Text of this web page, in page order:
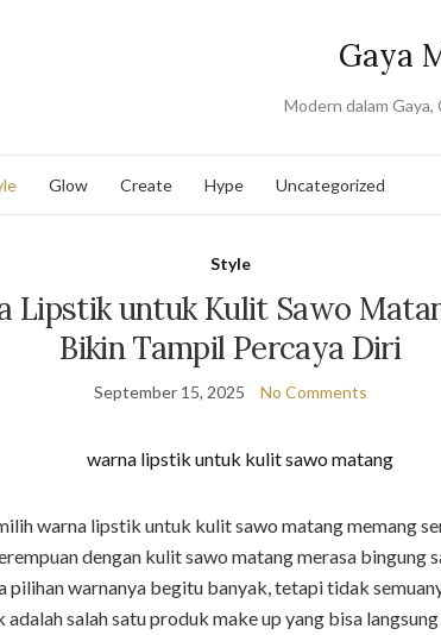
Gaya
Modern dalam Gaya,
Glow Create Hype Uncategorized
Style
Lipstik untuk Kulit Sawo
Bikin Tampil Percaya Diri
September 15, 2025 No Comments
warna lipstik untuk kulit sawo matang memang
dengan kulit sawo matang merasa bingung
pilihan warnanya begitu banyak, tetapi tidak
salah satu produk make up yang bisa